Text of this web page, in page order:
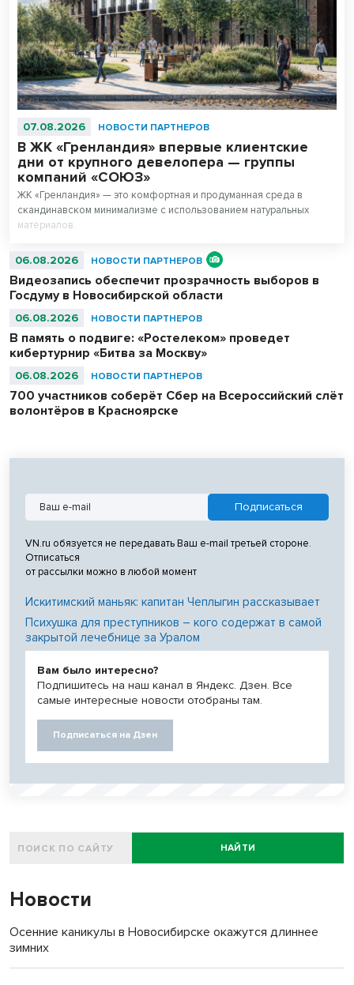
07.08.2026 НОВОСТИ ПАРТНЕРОВ
В ЖК «Гренландия» впервые клиентские
дни от крупного девелопера — группы
компаний «СОЮЗ»
ЖК «Гренландия» — это комфортная и продуманная среда в
скандинавском минимализме с использованием натуральных
материалов.
06.08.2026 НОВОСТИ ПАРТНЕРОВ
Видеозапись обеспечит прозрачность выборов в
Госдуму в Новосибирской области
06.08.2026 НОВОСТИ ПАРТНЕРОВ
В память о подвиге: «Ростелеком» проведет
кибертурнир «Битва за Москву»
06.08.2026 НОВОСТИ ПАРТНЕРОВ
700 участников соберёт Сбер на Всероссийский слёт
волонтёров в Красноярске
VN.ru обязуется не передавать Ваш e-mail третьей стороне.
Отписаться
от рассылки можно в любой момент
Искитимский маньяк: капитан Чеплыгин рассказывает
Психушка для преступников – кого содержат в самой
закрытой лечебнице за Уралом
Вам было интересно?
Подпишитесь на наш канал в Яндекс. Дзен. Все
самые интересные новости отобраны там.
Подписаться на Дзен
НАЙТИ
Новости
Осенние каникулы в Новосибирске окажутся длиннее
зимних